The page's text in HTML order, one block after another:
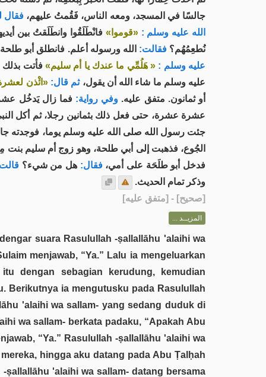
جالسًا في المسجد، ومعه الناس، فَقُمتُ عليهم، فقال
الله عليه وسلم : «قوموا» فانْطَلَقُوا وانطَلَقتُ بين
نُطعِمُهُم؟ فقالت: الله ورسوله أعلم. فانطلق أبو
عليه وسلم : « هَلُمِّي ما عندك يا أم سليم» فأتت
عليه وسلم ما شاء الله أن يقول، ثم قال: «ائْذن
أو ثمانون. متفق عليه. وفي رواية: فما زال يَدخُل
عشرة عشرة، حتى فعل ذلك بثمانين رجلا، ثم أكل
جئت رسول الله صلى الله عليه وسلم يوما، فوجدته
الجُوع، فذهبت إلى أبي طلحة، وهو زوج أم سليم بنت
فدخل أبو طلَحَة على أمي، فقال: هل من شيء؟
وذكر تمام الحديث.
[صحيح] - [متفق عليه]
المزيــد ...
suara Rasulullah -ṣallallāhu 'alaihi wa
menjawab, “Ya.” Lalu ia mengeluarkan
dengan sebagian kerudung, kemudian
Berikutnya ia mengutusku pada Rasulullah
'alaihi wa sallam- yang sedang duduk di
wa sallam- berkata padaku, “Apakah Abu
“Ya.” Rasulullah -ṣallallāhu 'alaihi wa
hingga aku datang pada Abu Ṭalḥah
ṣallallāhu 'alaihi wa sallam- datang bersama